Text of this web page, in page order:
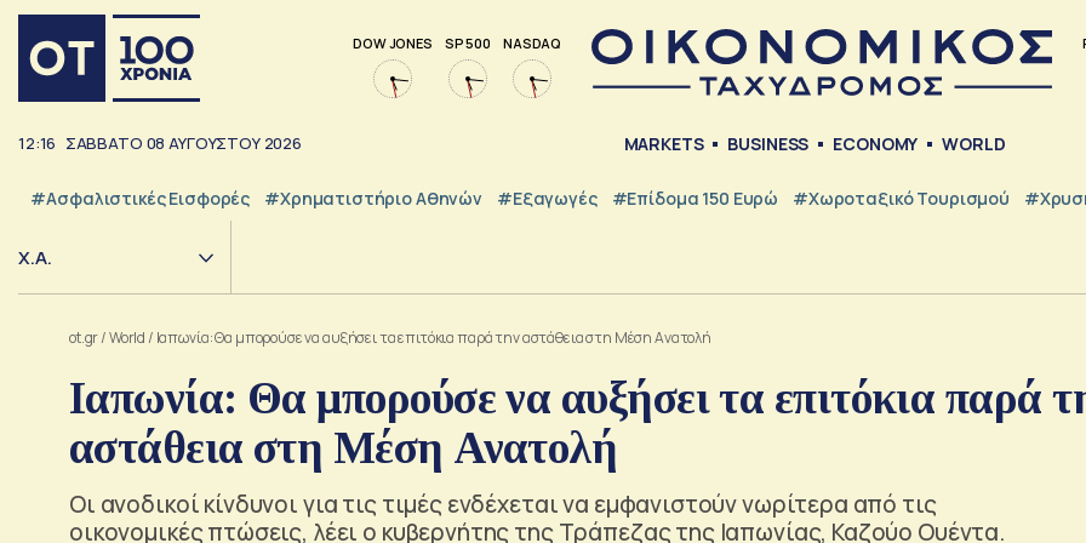
DOW JONES SP 500 NASDAQ
12:16 ΣΑΒΒΑΤΟ 08 ΑΥΓΟΥΣΤΟΥ 2026 MARKETS BUSINESS ECONOMY WORLD
#Ασφαλιστικές Εισφορές #Χρηματιστήριο Αθηνών #εξαγωγές #Επίδομα 150 Ευρώ #Χωροταξικό Τουρισμού
Χ.Α.
ot.gr/World / Ιαπωνία: Θα μπορούσε να αυξήσει τα επιτόκια παρά την αστάθεια στη Μέση Ανατολή
Ιαπωνία: Θα μπορούσε να αυξήσει τα επιτόκια παρά
αστάθεια στη Μέση Ανατολή
Οι ανοδικοί κίνδυνοι για τις τιμές ενδέχεται να εμφανιστούν νωρίτερα από τις
οικονομικές πτώσεις, λέει ο κυβερνήτης της Τράπεζας της Ιαπωνίας, Καζούο Ουέντα.